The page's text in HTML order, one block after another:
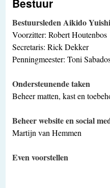
Bestuur
Bestuursleden Aikido
Voorzitter: Robert Houtenbos
Secretaris: Rick Dekker
Penningmeester: Toni
Ondersteunende taken
Beheer matten, kast en
Beheer website en social
Martijn van Hemmen
Even voorstellen